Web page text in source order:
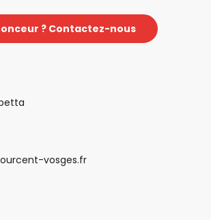
? Contactez-nous
vosges.fr